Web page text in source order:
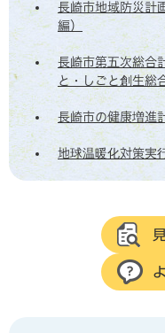
長崎市地域防災計
編）
長崎市第五次総合
と・しごと創生総
長崎市の健康増進
地球温暖化対策実